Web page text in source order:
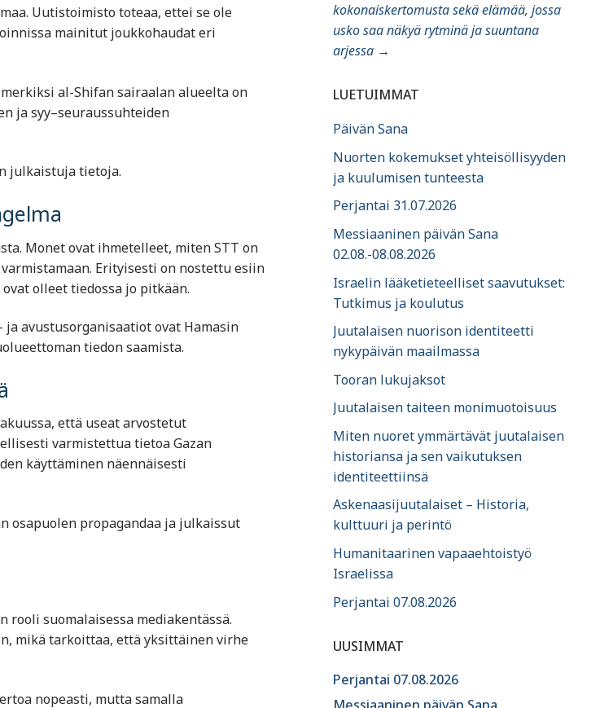
Uutistoimisto toteaa, ettei se ole
mainitut joukkohaudat eri
al-Shifan sairaalan alueelta on
ja syy–seuraussuhteiden
julkaistuja tietoja.
Monet ovat ihmetelleet, miten STT on
Erityisesti on nostettu esiin
olleet tiedossa jo pitkään.
ja avustusorganisaatiot ovat Hamasin
tiedon saamista.
että useat arvostetut
varmistettua tietoa Gazan
käyttäminen näennäisesti
osapuolen propagandaa ja julkaissut
suomalaisessa mediakentässä.
mikä tarkoittaa, että yksittäinen virhe
nopeasti, mutta samalla
kokonaiskertomusta sekä elämää, jossa
usko saa näkyä rytminä ja suuntana
arjessa →
LUETUIMMAT
Päivän Sana
Nuorten kokemukset yhteisöllisyyden
ja kuulumisen tunteesta
Perjantai 31.07.2026
Messiaaninen päivän Sana
02.08.-08.08.2026
Israelin lääketieteelliset saavutukset:
Tutkimus ja koulutus
Juutalaisen nuorison identiteetti
nykypäivän maailmassa
Tooran lukujaksot
Juutalaisen taiteen monimuotoisuus
Miten nuoret ymmärtävät juutalaisen
historiansa ja sen vaikutuksen
identiteettiinsä
Askenaasijuutalaiset – Historia,
kulttuuri ja perintö
Humanitaarinen vapaaehtoistyö
Israelissa
Perjantai 07.08.2026
UUSIMMAT
Perjantai 07.08.2026